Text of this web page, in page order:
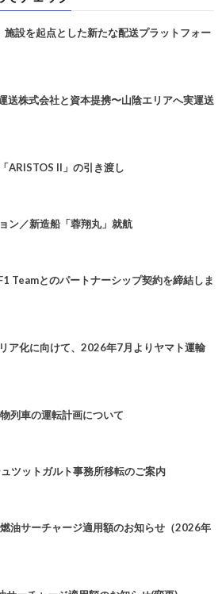
設を起点とした新たな配送プラットフォー
株式会社と資本提携〜山陰エリアへ実運送
ARISTOS II」の引き渡し
ン／新造船「蓉翔丸」就航
Teamとのパートナーシップ契約を締結しま
ア化に向けて、2026年7月よりヤマト運輸
列車の運転計画について
ツットガルト事務所移転のご案内
油サーチャージ適用額のお知らせ（2026年